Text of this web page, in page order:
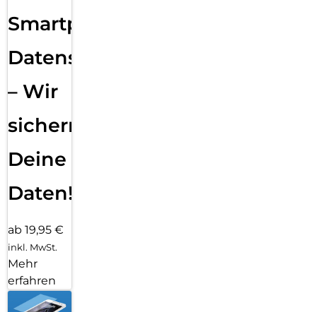
Smartphone
Datensicherung
– Wir
sichern
Deine
Daten!
ab 19,95 €
inkl. MwSt.
Mehr
erfahren